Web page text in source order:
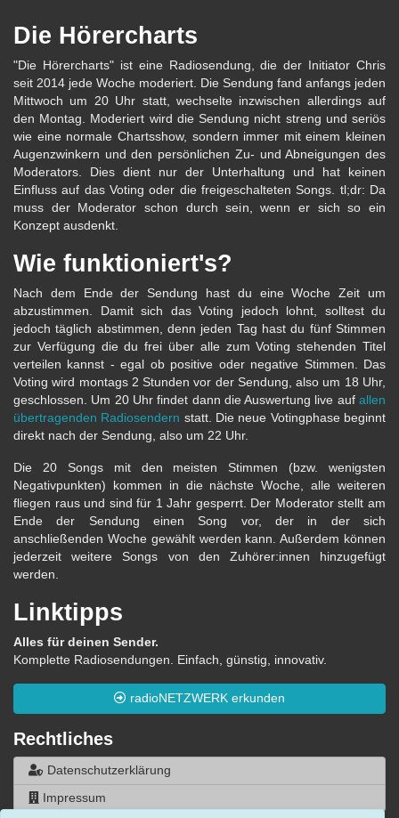
Die Hörercharts
"Die Hörercharts" ist eine Radiosendung, die der Initiator Chris
seit 2014 jede Woche moderiert. Die Sendung fand anfangs jeden
Mittwoch um 20 Uhr statt, wechselte inzwischen allerdings auf
den Montag. Moderiert wird die Sendung nicht streng und seriös
wie eine normale Chartsshow, sondern immer mit einem kleinen
Augenzwinkern und den persönlichen Zu- und Abneigungen des
Moderators. Dies dient nur der Unterhaltung und hat keinen
Einfluss auf das Voting oder die freigeschalteten Songs. tl;dr: Da
muss der Moderator schon durch sein, wenn er sich so ein
Konzept ausdenkt.
Wie funktioniert's?
Nach dem Ende der Sendung hast du eine Woche Zeit um
abzustimmen. Damit sich das Voting jedoch lohnt, solltest du
jedoch täglich abstimmen, denn jeden Tag hast du fünf Stimmen
zur Verfügung die du frei über alle zum Voting stehenden Titel
verteilen kannst - egal ob positive oder negative Stimmen. Das
Voting wird montags 2 Stunden vor der Sendung, also um 18 Uhr,
geschlossen. Um 20 Uhr findet dann die Auswertung live auf allen
übertragenden Radiosendern statt. Die neue Votingphase beginnt
direkt nach der Sendung, also um 22 Uhr.
Die 20 Songs mit den meisten Stimmen (bzw. wenigsten
Negativpunkten) kommen in die nächste Woche, alle weiteren
fliegen raus und sind für 1 Jahr gesperrt. Der Moderator stellt am
Ende der Sendung einen Song vor, der in der sich
anschließenden Woche gewählt werden kann. Außerdem können
jederzeit weitere Songs von den Zuhörer:innen hinzugefügt
werden.
Linktipps
Alles für deinen Sender.
Komplette Radiosendungen. Einfach, günstig, innovativ.
radioNETZWERK erkunden
Rechtliches
Datenschutzerklärung
Impressum